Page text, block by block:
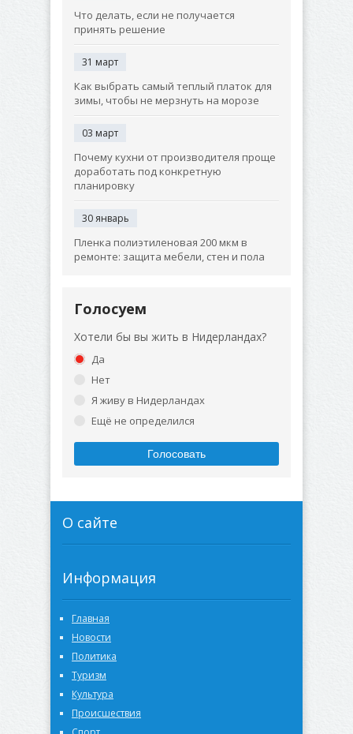
Что делать, если не получается
принять решение
31 март
Как выбрать самый теплый платок для
зимы, чтобы не мерзнуть на морозе
03 март
Почему кухни от производителя проще
доработать под конкретную
планировку
30 январь
Пленка полиэтиленовая 200 мкм в
ремонте: защита мебели, стен и пола
Голосуем
Хотели бы вы жить в Нидерландах?
Да
Нет
Я живу в Нидерландах
Ещё не определился
Голосовать
О сайте
Информация
Главная
Новости
Политика
Туризм
Культура
Происшествия